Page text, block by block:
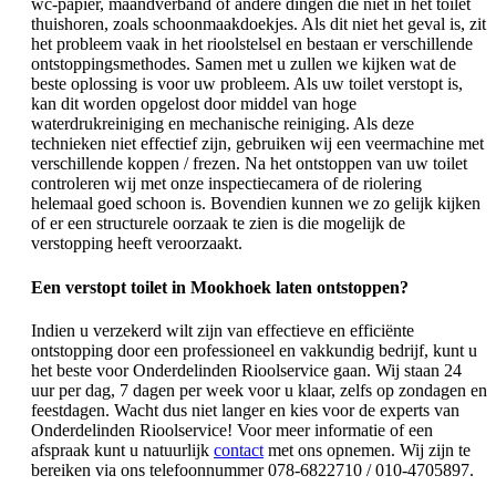
wc-papier, maandverband of andere dingen die niet in het toilet
thuishoren, zoals schoonmaakdoekjes. Als dit niet het geval is, zit
het probleem vaak in het rioolstelsel en bestaan er verschillende
ontstoppingsmethodes. Samen met u zullen we kijken wat de
beste oplossing is voor uw probleem. Als uw toilet verstopt is,
kan dit worden opgelost door middel van hoge
waterdrukreiniging en mechanische reiniging. Als deze
technieken niet effectief zijn, gebruiken wij een veermachine met
verschillende koppen / frezen. Na het ontstoppen van uw toilet
controleren wij met onze inspectiecamera of de riolering
helemaal goed schoon is. Bovendien kunnen we zo gelijk kijken
of er een structurele oorzaak te zien is die mogelijk de
verstopping heeft veroorzaakt.
Een verstopt toilet in Mookhoek laten ontstoppen?
Indien u verzekerd wilt zijn van effectieve en efficiënte
ontstopping door een professioneel en vakkundig bedrijf, kunt u
het beste voor Onderdelinden Rioolservice gaan. Wij staan 24
uur per dag, 7 dagen per week voor u klaar, zelfs op zondagen en
feestdagen. Wacht dus niet langer en kies voor de experts van
Onderdelinden Rioolservice! Voor meer informatie of een
afspraak kunt u natuurlijk contact met ons opnemen. Wij zijn te
bereiken via ons telefoonnummer 078-6822710 / 010-4705897.